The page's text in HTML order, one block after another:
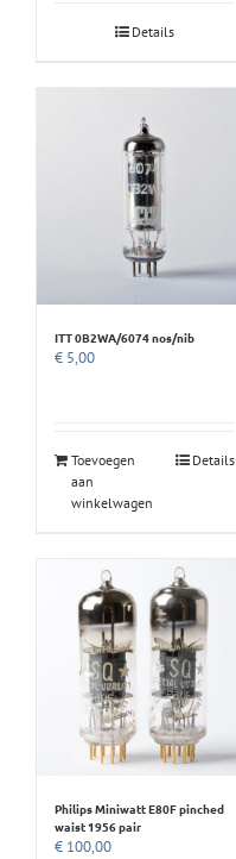
Details
ITT 0B2WA/6074 nos/nib
€ 5,00
Toevoegen
aan
winkelwagen
Details
Philips Miniwatt E80F pinched
waist 1956 pair
€ 100,00